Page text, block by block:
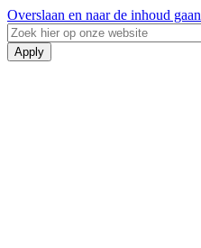
Overslaan en naar de inhoud gaan